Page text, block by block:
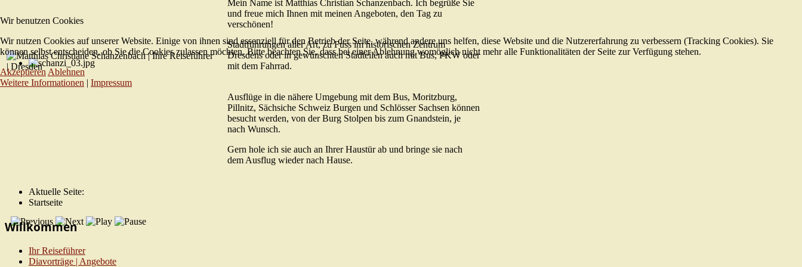
Mein Name ist Matthias Christian Schanzenbach. Ich begrüße Sie
und freue mich Ihnen mit meinen Angeboten, den Tag zu
verschönen!
Stadtführungen aller Art, zu Fuss im historischen Zentrum
Dresdens oder in gewünschten Stadteilen auch mit Bus, PKW oder
mit dem Fahrrad.
Ausflüge in die nähere Umgebung mit dem Bus, Moritzburg,
Pillnitz, Sächsiche Schweiz Burgen und Schlösser Sachsen können
besucht werden, von der Burg Stolpen bis zum Gnandstein, je
nach Wunsch.
Gern hole ich sie auch an Ihrer Haustür ab und bringe sie nach
dem Ausflug wieder nach Hause.
Aktuelle Seite:
Startseite
Willkommen
Ihr Reiseführer
Diavorträge | Angebote
Wir benutzen Cookies
Wir nutzen Cookies auf unserer Website. Einige von ihnen sind essenziell für den Betrieb der Seite, während andere uns helfen, diese Website und die Nutzererfahrung zu verbessern (Tracking Cookies). Sie
können selbst entscheiden, ob Sie die Cookies zulassen möchten. Bitte beachten Sie, dass bei einer Ablehnung womöglich nicht mehr alle Funktionalitäten der Seite zur Verfügung stehen.
Akzeptieren Ablehnen
Weitere Informationen | Impressum